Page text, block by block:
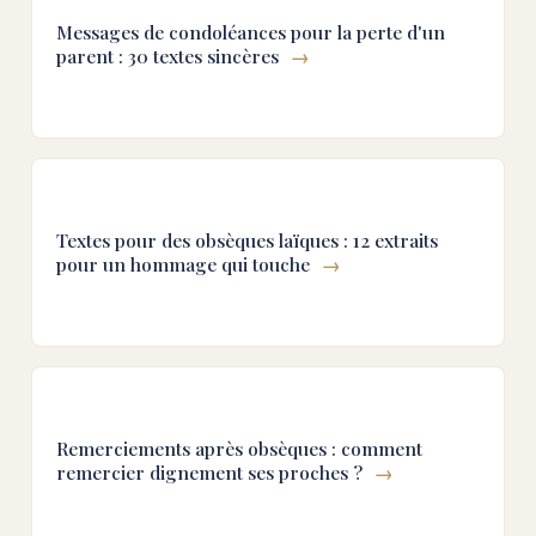
Messages de condoléances pour la perte d'un
parent : 30 textes sincères →
Textes pour des obsèques laïques : 12 extraits
pour un hommage qui touche →
Remerciements après obsèques : comment
remercier dignement ses proches ? →